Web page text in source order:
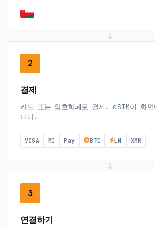
→
2
결제
카드 또는 암호화폐로 결제. eSIM이 화
니다.
VISA MC Pay BTC LN XMR
→
3
연결하기